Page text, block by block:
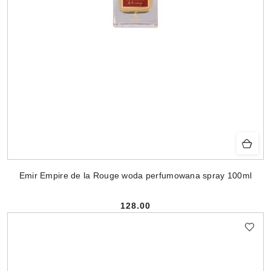
Emir Empire de la Rouge woda perfumowana spray 100ml
Cena:
128.00